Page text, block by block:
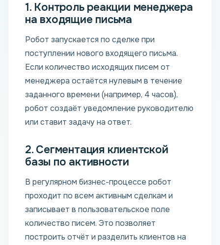
1. Контроль реакции менеджера
на входящие письма
Робот запускается по сделке при
поступлении нового входящего письма.
Если количество исходящих писем от
менеджера остаётся нулевым в течение
заданного времени (например, 4 часов),
робот создаёт уведомление руководителю
или ставит задачу на ответ.
2. Сегментация клиентской
базы по активности
В регулярном бизнес-процессе робот
проходит по всем активным сделкам и
записывает в пользовательское поле
количество писем. Это позволяет
построить отчёт и разделить клиентов на